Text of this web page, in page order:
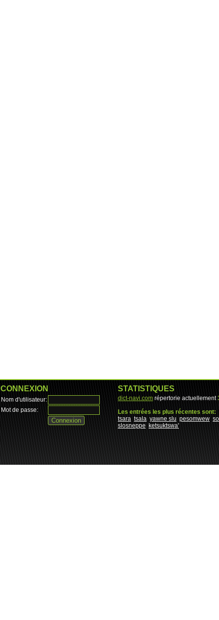
CONNEXION
Nom d'utilisateur:
Mot de passe:
STATISTIQUES
dict-navi.com répertorie actuellement
Les entrées les plus récentes sont:
tsara tsala yawne slu pesomwew
slosneppe
ketsuktswa'